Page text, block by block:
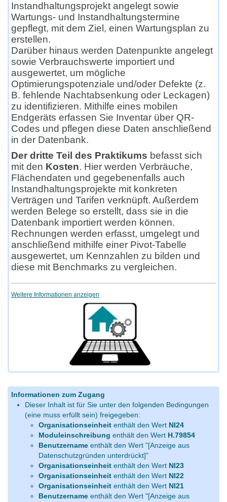
Instandhaltungsprojekt angelegt sowie
Wartungs- und Instandhaltungstermine
gepflegt, mit dem Ziel, einen Wartungsplan zu
erstellen.
Darüber hinaus werden Datenpunkte angelegt
sowie Verbrauchswerte importiert und
ausgewertet, um mögliche
Optimierungspotenziale und/oder Defekte (z.
B. fehlende Nachtabsenkung oder Leckagen)
zu identifizieren. Mithilfe eines mobilen
Endgeräts erfassen Sie Inventar über QR-
Codes und pflegen diese Daten anschließend
in der Datenbank.
Der dritte Teil des Praktikums befasst sich
mit den Kosten. Hier werden Verbräuche,
Flächendaten und gegebenenfalls auch
Instandhaltungsprojekte mit konkreten
Verträgen und Tarifen verknüpft. Außerdem
werden Belege so erstellt, dass sie in die
Datenbank importiert werden können.
Rechnungen werden erfasst, umgelegt und
anschließend mithilfe einer Pivot-Tabelle
ausgewertet, um Kennzahlen zu bilden und
diese mit Benchmarks zu vergleichen.
Weitere Informationen anzeigen
Informationen zum Zugang
Dieser Inhalt ist für Sie unter den folgenden Bedingungen
(eine muss erfüllt sein) freigegeben:
Organisationseinheitenthält den Wert NI24
Moduleinschreibung enthält den Wert H.79854
Benutzernameenthält den Wert "[Anzeige aus
Datenschutzgründen unterdrückt]"
Organisationseinheitenthält den Wert NI23
Organisationseinheitenthält den Wert NI22
Organisationseinheitenthält den Wert NI21
Benutzernameenthält den Wert "[Anzeige aus